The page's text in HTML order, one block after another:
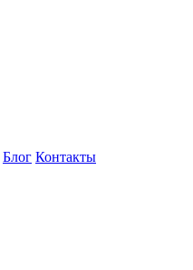
Блог Контакты